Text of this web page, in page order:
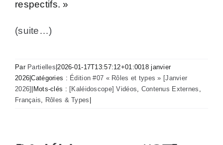
respectifs. »
(suite…)
Par Partielles|2026-01-17T13:57:12+01:0018 janvier
2026|Catégories : Édition #07 « Rôles et types » [Janvier
2026]|Mots-clés : [Kaléidoscope] Vidéos Contenus Externes
Français
Rôles & Types |